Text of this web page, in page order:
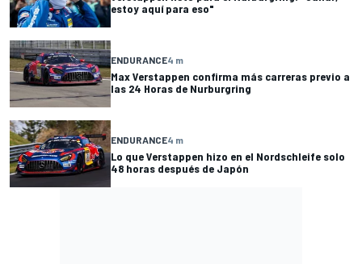
estoy aquí para eso"
ENDURANCE4 m
Max Verstappen confirma más carreras previo a
las 24 Horas de Nurburgring
ENDURANCE4 m
Lo que Verstappen hizo en el Nordschleife solo
48 horas después de Japón